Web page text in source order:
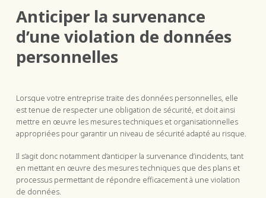
Anticiper la survenance
d’une violation de données
personnelles
Lorsque votre entreprise traite des données personnelles, elle
est tenue de respecter une obligation de sécurité, et doit ainsi
mettre en œuvre les mesures techniques et organisationnelles
appropriées pour garantir un niveau de sécurité adapté au risque.
Il s’agit donc notamment d’anticiper la survenance d’incidents, tant
en mettant en œuvre des mesures techniques que des plans et
processus permettant de répondre efficacement à une violation
de données.